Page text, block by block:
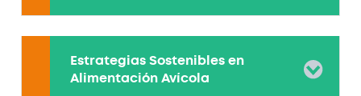
Estrategias Sostenibles en
Alimentación Avícola